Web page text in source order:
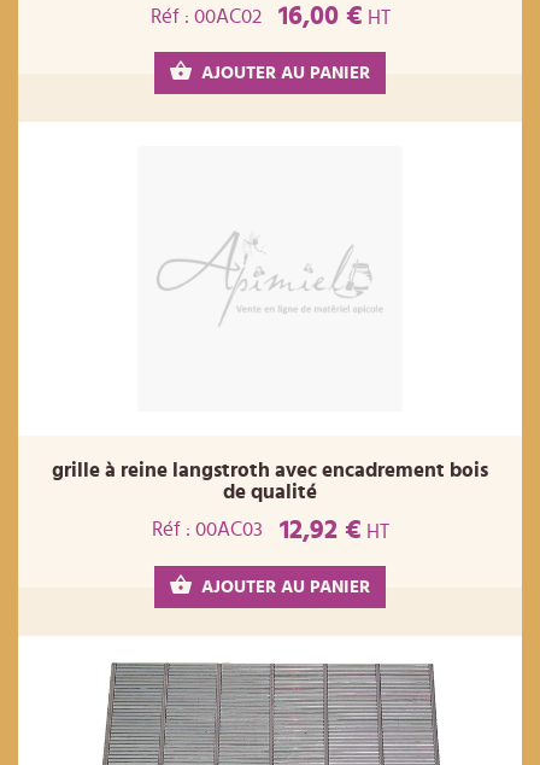
Réf : 00AC02
16,00 € HT
AJOUTER AU PANIER
grille à reine langstroth avec encadrement bois
de qualité
Réf : 00AC03
12,92 € HT
AJOUTER AU PANIER